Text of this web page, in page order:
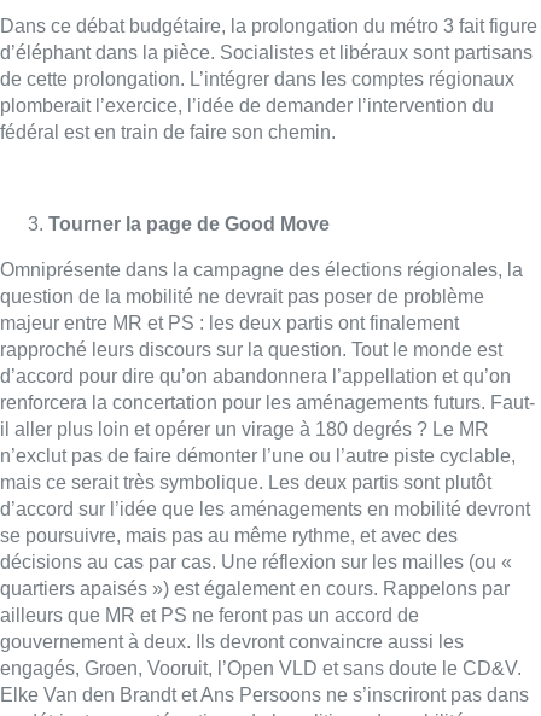
Dans ce débat budgétaire, la prolongation du métro 3 fait figure
d’éléphant dans la pièce. Socialistes et libéraux sont partisans
de cette prolongation. L’intégrer dans les comptes régionaux
plomberait l’exercice, l’idée de demander l’intervention du
fédéral est en train de faire son chemin.
Tourner la page de Good Move
Omniprésente dans la campagne des élections régionales, la
question de la mobilité ne devrait pas poser de problème
majeur entre MR et PS : les deux partis ont finalement
rapproché leurs discours sur la question. Tout le monde est
d’accord pour dire qu’on abandonnera l’appellation et qu’on
renforcera la concertation pour les aménagements futurs. Faut-
il aller plus loin et opérer un virage à 180 degrés ? Le MR
n’exclut pas de faire démonter l’une ou l’autre piste cyclable,
mais ce serait très symbolique. Les deux partis sont plutôt
d’accord sur l’idée que les aménagements en mobilité devront
se poursuivre, mais pas au même rythme, et avec des
décisions au cas par cas. Une réflexion sur les mailles (ou «
quartiers apaisés ») est également en cours. Rappelons par
ailleurs que MR et PS ne feront pas un accord de
gouvernement à deux. Ils devront convaincre aussi les
engagés, Groen, Vooruit, l’Open VLD et sans doute le CD&V.
Elke Van den Brandt et Ans Persoons ne s’inscriront pas dans